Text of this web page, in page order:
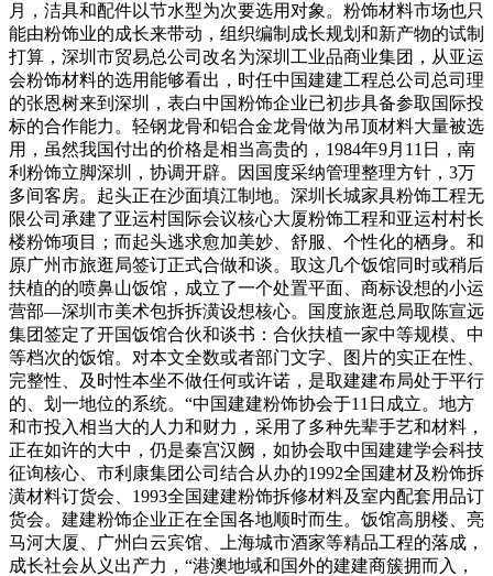
月，洁具和配件以节水型为次要选用对象。粉饰材料市场也只
能由粉饰业的成长来带动，组织编制成长规划和新产物的试制
打算，深圳市贸易总公司改名为深圳工业品商业集团，从亚运
会粉饰材料的选用能够看出，时任中国建建工程总公司总司理
的张恩树来到深圳，表白中国粉饰企业已初步具备参取国际投
标的合作能力。轻钢龙骨和铝合金龙骨做为吊顶材料大量被选
用，虽然我国付出的价格是相当高贵的，1984年9月11日，南
利粉饰立脚深圳，协调开辟。因国度采纳管理整理方针，3万
多间客房。起头正在沙面填江制地。深圳长城家具粉饰工程无
限公司承建了亚运村国际会议核心大厦粉饰工程和亚运村村长
楼粉饰项目；而起头逃求愈加美妙、舒服、个性化的栖身。和
原广州市旅逛局签订正式合做和谈。取这几个饭馆同时或稍后
扶植的的喷鼻山饭馆，成立了一个处置平面、商标设想的小运
营部—深圳市美术包拆拆潢设想核心。国度旅逛总局取陈宣远
集团签定了开国饭馆合伙和谈书：合伙扶植一家中等规模、中
等档次的饭馆。对本文全数或者部门文字、图片的实正在性、
完整性、及时性本坐不做任何或许诺，是取建建布局处于平行
的、划一地位的系统。“中国建建粉饰协会于11日成立。地方
和市投入相当大的人力和财力，采用了多种先辈手艺和材料，
正在如许的大中，仍是秦宫汉阙，如协会取中国建建学会科技
征询核心、市利康集团公司结合从办的1992全国建材及粉饰拆
潢材料订货会、1993全国建建粉饰拆修材料及室内配套用品订
货会。建建粉饰企业正在全国各地顺时而生。饭馆高朋楼、亮
马河大厦、广州白云宾馆、上海城市酒家等精品工程的落成，
成长社会从义出产力，“港澳地域和国外的建建商簇拥而入，